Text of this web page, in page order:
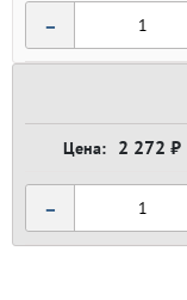
-
2 272 ₽
-